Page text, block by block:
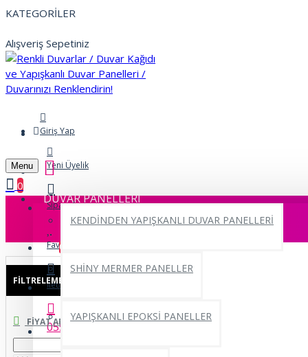
KATEGORİLER
Alışveriş Sepetiniz
Giriş Yap
Yeni Üyelik
Siparişlerim
Favorilerim
0
İletişim
0552 662 22 69
DUVAR PANELLERİ
KENDİNDEN YAPIŞKANLI DUVAR PANELLERİ
SHİNY MERMER PANELLER
YAPIŞKANLI EPOKSİ PANELLER
Menu
0
FILTRELEME
FIYAT ARALIĞI